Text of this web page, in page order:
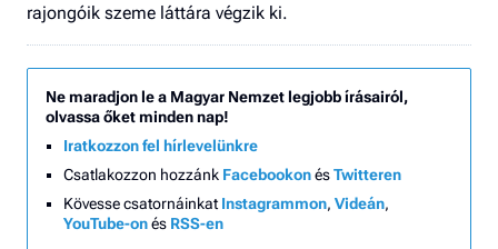
rajongóik szeme láttára végzik ki.
Ne maradjon le a Magyar Nemzet legjobb írásairól,
olvassa őket minden nap!
Iratkozzon fel hírlevelünkre
Csatlakozzon hozzánk FacebookonésTwitteren
Kövesse csatornáinkat Instagrammon, Videán,
YouTube-onés RSS-en